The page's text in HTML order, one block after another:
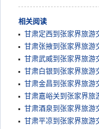
相关阅读
甘肃定西到张家界旅游
甘肃张掖到张家界旅游
甘肃武威到张家界旅游
甘肃白银到张家界旅游
甘肃金昌到张家界旅游
甘肃嘉峪关到张家界旅
甘肃酒泉到张家界旅游
甘肃平凉到张家界旅游